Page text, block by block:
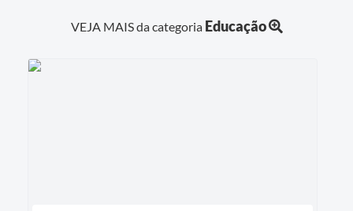
VEJA MAIS da categoria Educação